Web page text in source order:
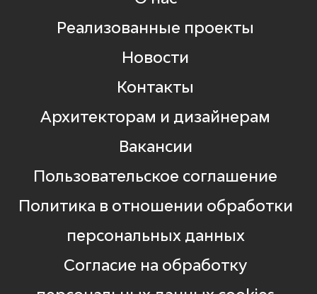
Реализованные проекты
Новости
Контакты
Архитекторам и дизайнерам
Вакансии
Пользовательское соглашение
Политика в отношении обработки
персональных данных
Согласие на обработку